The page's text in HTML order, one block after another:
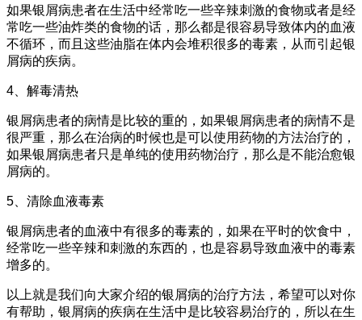
如果银屑病患者在生活中经常吃一些辛辣刺激的食物或者是经
常吃一些油炸类的食物的话，那么都是很容易导致体内的血液
不循环，而且这些油脂在体内会堆积很多的毒素，从而引起银
屑病的疾病。
4、解毒清热
银屑病患者的病情是比较的重的，如果银屑病患者的病情不是
很严重，那么在治病的时候也是可以使用药物的方法治疗的，
如果银屑病患者只是单纯的使用药物治疗，那么是不能治愈银
屑病的。
5、清除血液毒素
银屑病患者的血液中有很多的毒素的，如果在平时的饮食中，
经常吃一些辛辣和刺激的东西的，也是容易导致血液中的毒素
增多的。
以上就是我们向大家介绍的银屑病的治疗方法，希望可以对你
有帮助，银屑病的疾病在生活中是比较容易治疗的，所以在生